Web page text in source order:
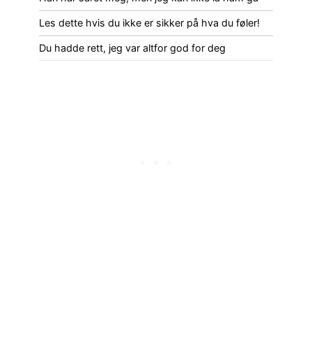
Les dette hvis du ikke er sikker på hva du føler!
Du hadde rett, jeg var altfor god for deg